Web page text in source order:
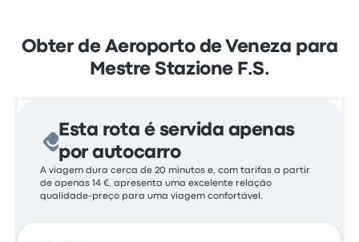
Obter de Aeroporto de Veneza para
Mestre Stazione F.S.
Esta rota é servida apenas
por autocarro
A viagem dura cerca de 20 minutos e, com tarifas a partir
de apenas 14 €, apresenta uma excelente relação
qualidade-preço para uma viagem confortável.